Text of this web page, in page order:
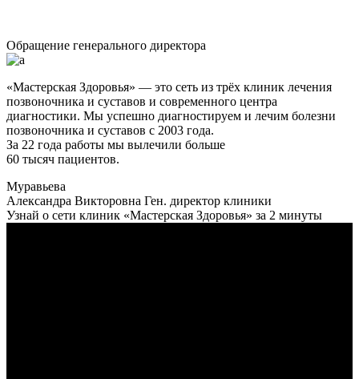
Обращение генерального директора
«Мастерская Здоровья» — это сеть из трёх клиник лечения
позвоночника и суставов и современного центра
диагностики. Мы успешно диагностируем и лечим болезни
позвоночника и суставов с 2003 года.
За 22 года работы мы вылечили больше
60 тысяч пациентов.
Муравьева
Александра Викторовна Ген. директор клиники
Узнай о сети клиник «Мастерская Здоровья» за 2 минуты